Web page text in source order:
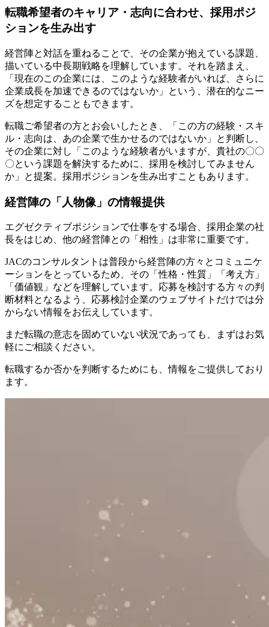
転職希望者のキャリア・志向に合わせ、採用ポジ
ションを生み出す
経営陣と対話を重ねることで、その企業が抱えている課題、
描いている中長期戦略を理解しています。それを踏まえ、
「現在のこの企業には、このような経験者がいれば、さらに
企業成長を加速できるのではないか」という、潜在的なニー
ズを想定することもできます。
転職ご希望者の方とお会いしたとき、「この方の経験・スキ
ル・志向は、あの企業で生かせるのではないか」と判断し、
その企業に対し「このような経験者がいますが、貴社の〇〇
〇という課題を解決するために、採用を検討してみません
か」と提案。採用ポジションを生み出すこともあります。
経営陣の「人物像」の情報提供
エグゼクティブポジションで仕事をする場合、採用企業の社
長をはじめ、他の経営陣との「相性」は非常に重要です。
JACのコンサルタントは普段から経営陣の方々とコミュニケ
ーションをとっているため、その「性格・性質」「考え方」
「価値観」などを理解しています。応募を検討する方々の判
断材料となるよう、応募検討企業のウェブサイトだけでは分
からない情報をお伝えしています。
まだ転職の意志を固めていない状況であっても、まずはお気
軽にご相談ください。
転職するか否かを判断するためにも、情報をご提供しており
ます。